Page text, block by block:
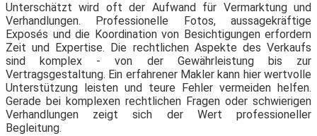
Unterschätzt wird oft der Aufwand für Vermarktung und
Verhandlungen. Professionelle Fotos, aussagekräftige
Exposés und die Koordination von Besichtigungen erfordern
Zeit und Expertise. Die rechtlichen Aspekte des Verkaufs
sind komplex - von der Gewährleistung bis zur
Vertragsgestaltung. Ein erfahrener Makler kann hier wertvolle
Unterstützung leisten und teure Fehler vermeiden helfen.
Gerade bei komplexen rechtlichen Fragen oder schwierigen
Verhandlungen zeigt sich der Wert professioneller
Begleitung.